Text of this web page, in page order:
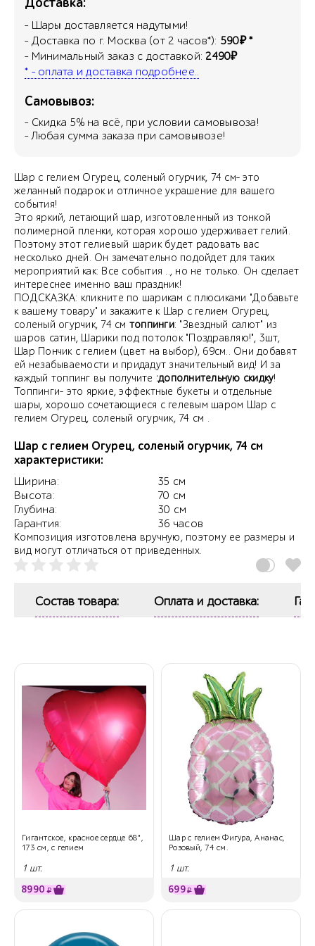
- Шары доставляется надутыми!
- Доставка по г. Москва (от 2 часов*): 590₽ *
- Минимальный заказ с доставкой:2490₽
* - оплата и доставка подробнее..
Самовывоз:
- Скидка 5% на всё, при условии самовывоза!
- Любая сумма заказа при самовывозе!
Шар с гелием Огурец, соленый огурчик, 74 см- это
желанный подарок и отличное украшение для вашего
события!
Это яркий, летающий шар, изготовленный из тонкой
полимерной пленки, которая хорошо удерживает гелий.
Поэтому этот гелиевый шарик будет радовать вас
несколько дней. Он замечательно подойдет для таких
мероприятий как: Все события .., но не только. Он сделает
интереснее именно ваш праздник!
ПОДСКАЗКА: кликните по шарикам с плюсиками "Добавьте
к вашему товару" и закажите к Шар с гелием Огурец,
соленый огурчик, 74 см топпинги: "Звездный салют" из
шаров сатин, Шарики под потолок "Поздравляю!", 3шт,
Шар Пончик с гелием (цвет на выбор), 69см.. Они добавят
ей незабываемости и придадут значительный вид! И за
каждый топпинг вы получите :дополнительную скидку!
Топпинги- это яркие, эффектные букеты и отдельные
шары, хорошо сочетающиеся с гелевым шаром Шар с
гелием Огурец, соленый огурчик, 74 см .
Шар с гелием Огурец, соленый огурчик, 74 см
характеристики:
Ширина:
Высота:
Глубина:
Гарантия:
35 см
70 см
30 см
36 часов
Композиция изготовлена вручную, поэтому ее размеры и
вид могут отличаться от приведенных.
Состав товара: Оплата и доставка:
Гигантское, красное сердце 68",
173 см, с гелием
1 шт.
8990 ₽
Шар с гелием Фигура, Ананас,
Розовый, 74 см.
1 шт.
699₽